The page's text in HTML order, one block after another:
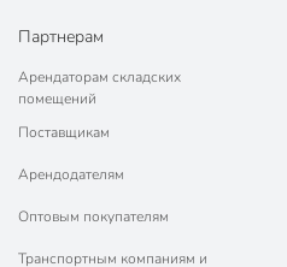
Партнерам
Арендаторам складских
помещений
Поставщикам
Арендодателям
Оптовым покупателям
Транспортным компаниям и